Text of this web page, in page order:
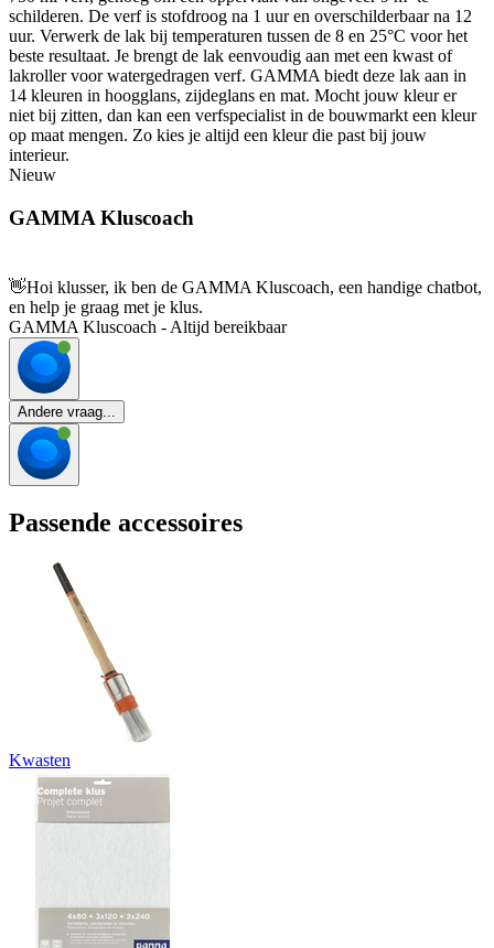
schilderen. De verf is stofdroog na 1 uur en overschilderbaar na 12
uur. Verwerk de lak bij temperaturen tussen de 8 en 25°C voor het
beste resultaat. Je brengt de lak eenvoudig aan met een kwast of
lakroller voor watergedragen verf. GAMMA biedt deze lak aan in
14 kleuren in hoogglans, zijdeglans en mat. Mocht jouw kleur er
niet bij zitten, dan kan een verfspecialist in de bouwmarkt een kleur
op maat mengen. Zo kies je altijd een kleur die past bij jouw
interieur.
Nieuw
GAMMA Kluscoach
👋Hoi klusser, ik ben de GAMMA Kluscoach, een handige chatbot,
en help je graag met je klus.
GAMMA Kluscoach - Altijd bereikbaar
Andere vraag...
Passende accessoires
Kwasten